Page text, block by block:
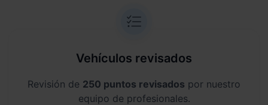
Vehículos revisados
Revisión de 250 puntos revisados por nuestro
equipo de profesionales.